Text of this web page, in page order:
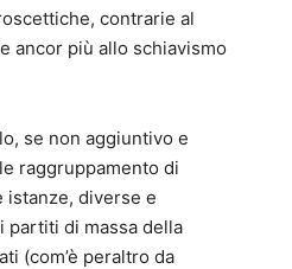
2008; 28. “La baia del dubbio”
la narrativa del Centro di
di Salerno - Avagliano
dietro l’angolo – Romanzo –
e Aforismi – 3 Edizione -
Grimpeuse – Confessioni di
- 2013 32. “Grigio senza
Avagliano Editore 2014 33. “ In
– Avagliano Editore 2015. 34.
e Aforismi – Genesi Editrice
contrarie al
ancor più allo schiavismo
se non aggiuntivo e
raggruppamento di
diverse e
partiti di massa della
(com’è peraltro da